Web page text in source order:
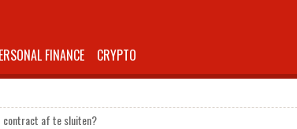
FINANCE CRYPTO
contract af te sluiten?